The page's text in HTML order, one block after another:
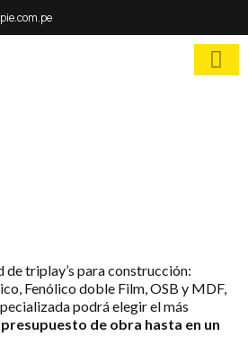
de triplay’s para construcción:
Fenólico doble Film, OSB y MDF,
podrá elegir el más
de obra hasta en un